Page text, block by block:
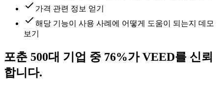
가격 관련 정보 얻기
해당 기능이 사용 사례에 어떻게 도움이 되는지 데모
보기
포춘 500대 기업 중 76%가 VEED를 신뢰
합니다.